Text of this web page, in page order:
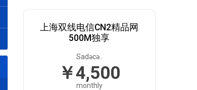
上海双线电信CN2精品网
500M独享
Sadəcə..
￥4,500
monthly